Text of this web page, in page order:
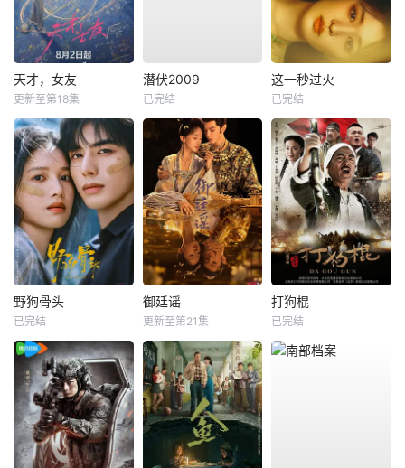
天才，女友
更新至第18集
潜伏2009
已完结
这一秒过火
已完结
野狗骨头
已完结
御廷谣
更新至第21集
打狗棍
已完结